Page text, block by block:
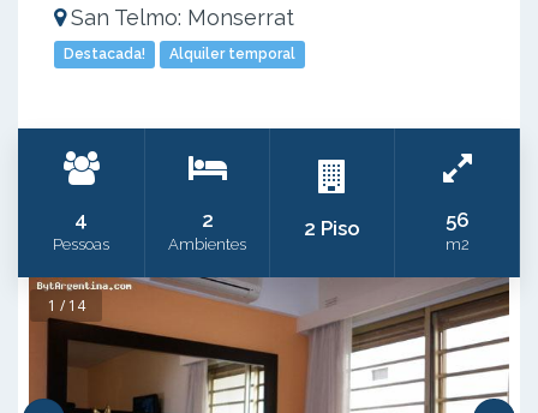
San Telmo: Monserrat
Destacada! Alquiler temporal
4
Pessoas
2
Ambientes
2 Piso 56
m2
1 / 14